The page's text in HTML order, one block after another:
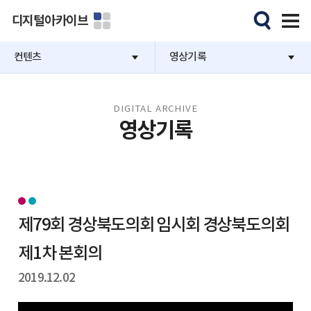
디지털아카이브
컨텐츠 영상기록
DIGITAL ARCHIVE
영상기록
제79회 경상북도의회 임시회 경상북도의회
제1차 본회의
2019.12.02